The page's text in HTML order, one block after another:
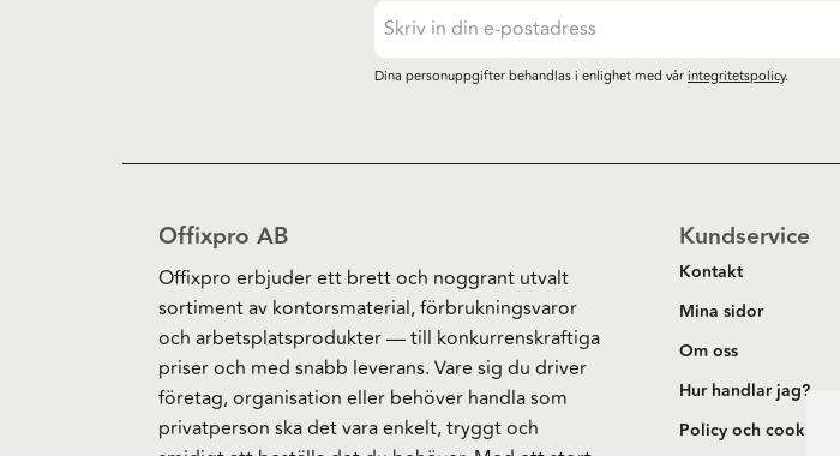
Dina personuppgifter behandlas i enlighet med vårintegritetspolicy.
Offixpro AB
Offixpro erbjuder ett brett och noggrant utvalt
sortiment av kontorsmaterial, förbrukningsvaror
och arbetsplatsprodukter — till konkurrenskraftiga
priser och med snabb leverans. Vare sig du driver
företag, organisation eller behöver handla som
privatperson ska det vara enkelt, tryggt och
Kundservice
Kontakt
Mina sidor
Om oss
Hur handlar jag?
Policy och cookies